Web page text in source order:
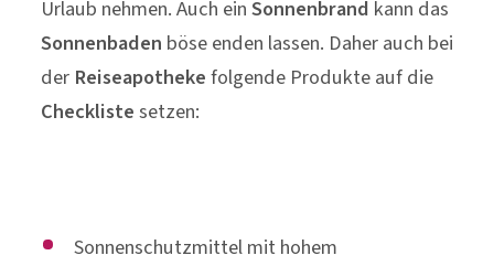
Urlaub nehmen. Auch einSonnenbrand kann das
Sonnenbaden böse enden lassen. Daher auch bei
der Reiseapothekefolgende Produkte auf die
Checklistesetzen:
Sonnenschutzmittel mit hohem